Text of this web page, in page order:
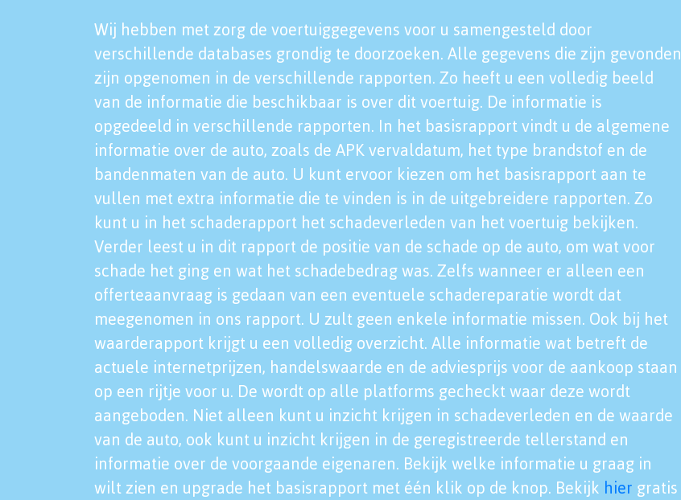
Wij hebben met zorg de voertuiggegevens voor u samengesteld door
verschillende databases grondig te doorzoeken. Alle gegevens die zijn gevonden
zijn opgenomen in de verschillende rapporten. Zo heeft u een volledig beeld
van de informatie die beschikbaar is over dit voertuig. De informatie is
opgedeeld in verschillende rapporten. In het basisrapport vindt u de algemene
informatie over de auto, zoals de APK vervaldatum, het type brandstof en de
bandenmaten van de auto. U kunt ervoor kiezen om het basisrapport aan te
vullen met extra informatie die te vinden is in de uitgebreidere rapporten. Zo
kunt u in het schaderapport het schadeverleden van het voertuig bekijken.
Verder leest u in dit rapport de positie van de schade op de auto, om wat voor
schade het ging en wat het schadebedrag was. Zelfs wanneer er alleen een
offerteaanvraag is gedaan van een eventuele schadereparatie wordt dat
meegenomen in ons rapport. U zult geen enkele informatie missen. Ook bij het
waarderapport krijgt u een volledig overzicht. Alle informatie wat betreft de
actuele internetprijzen, handelswaarde en de adviesprijs voor de aankoop staan
op een rijtje voor u. De wordt op alle platforms gecheckt waar deze wordt
aangeboden. Niet alleen kunt u inzicht krijgen in schadeverleden en de waarde
van de auto, ook kunt u inzicht krijgen in de geregistreerde tellerstand en
informatie over de voorgaande eigenaren. Bekijk welke informatie u graag in
wilt zien en upgrade het basisrapport met één klik op de knop. Bekijk hier gratis